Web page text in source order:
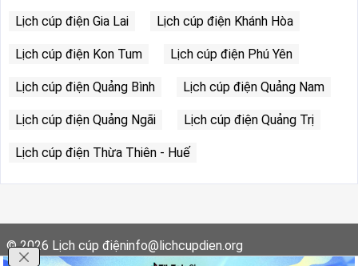
Lịch cúp điện Gia Lai Lịch cúp điện Khánh Hòa
Lịch cúp điện Kon Tum Lịch cúp điện Phú Yên
Lịch cúp điện Quảng Bình Lịch cúp điện Quảng Nam
Lịch cúp điện Quảng Ngãi Lịch cúp điện Quảng Trị
Lịch cúp điện Thừa Thiên - Huế
© 2026 Lịch cúp điệninfo@lichcupdien.org